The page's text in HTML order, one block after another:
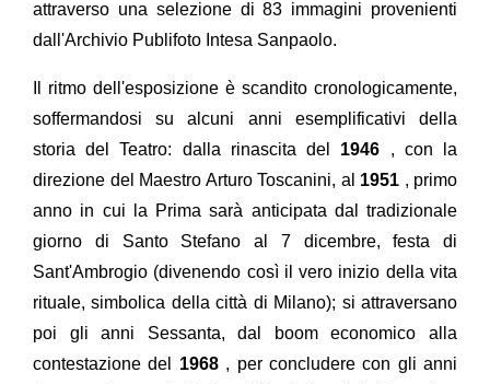
attraverso una selezione di 83 immagini provenienti
dall'Archivio Publifoto Intesa Sanpaolo.
Il ritmo dell'esposizione è scandito cronologicamente,
soffermandosi su alcuni anni esemplificativi della
storia del Teatro: dalla rinascita del 1946 , con la
direzione del Maestro Arturo Toscanini, al 1951 , primo
anno in cui la Prima sarà anticipata dal tradizionale
giorno di Santo Stefano al 7 dicembre, festa di
Sant'Ambrogio (divenendo così il vero inizio della vita
rituale, simbolica della città di Milano); si attraversano
poi gli anni Sessanta, dal boom economico alla
contestazione del 1968, per concludere con gli anni